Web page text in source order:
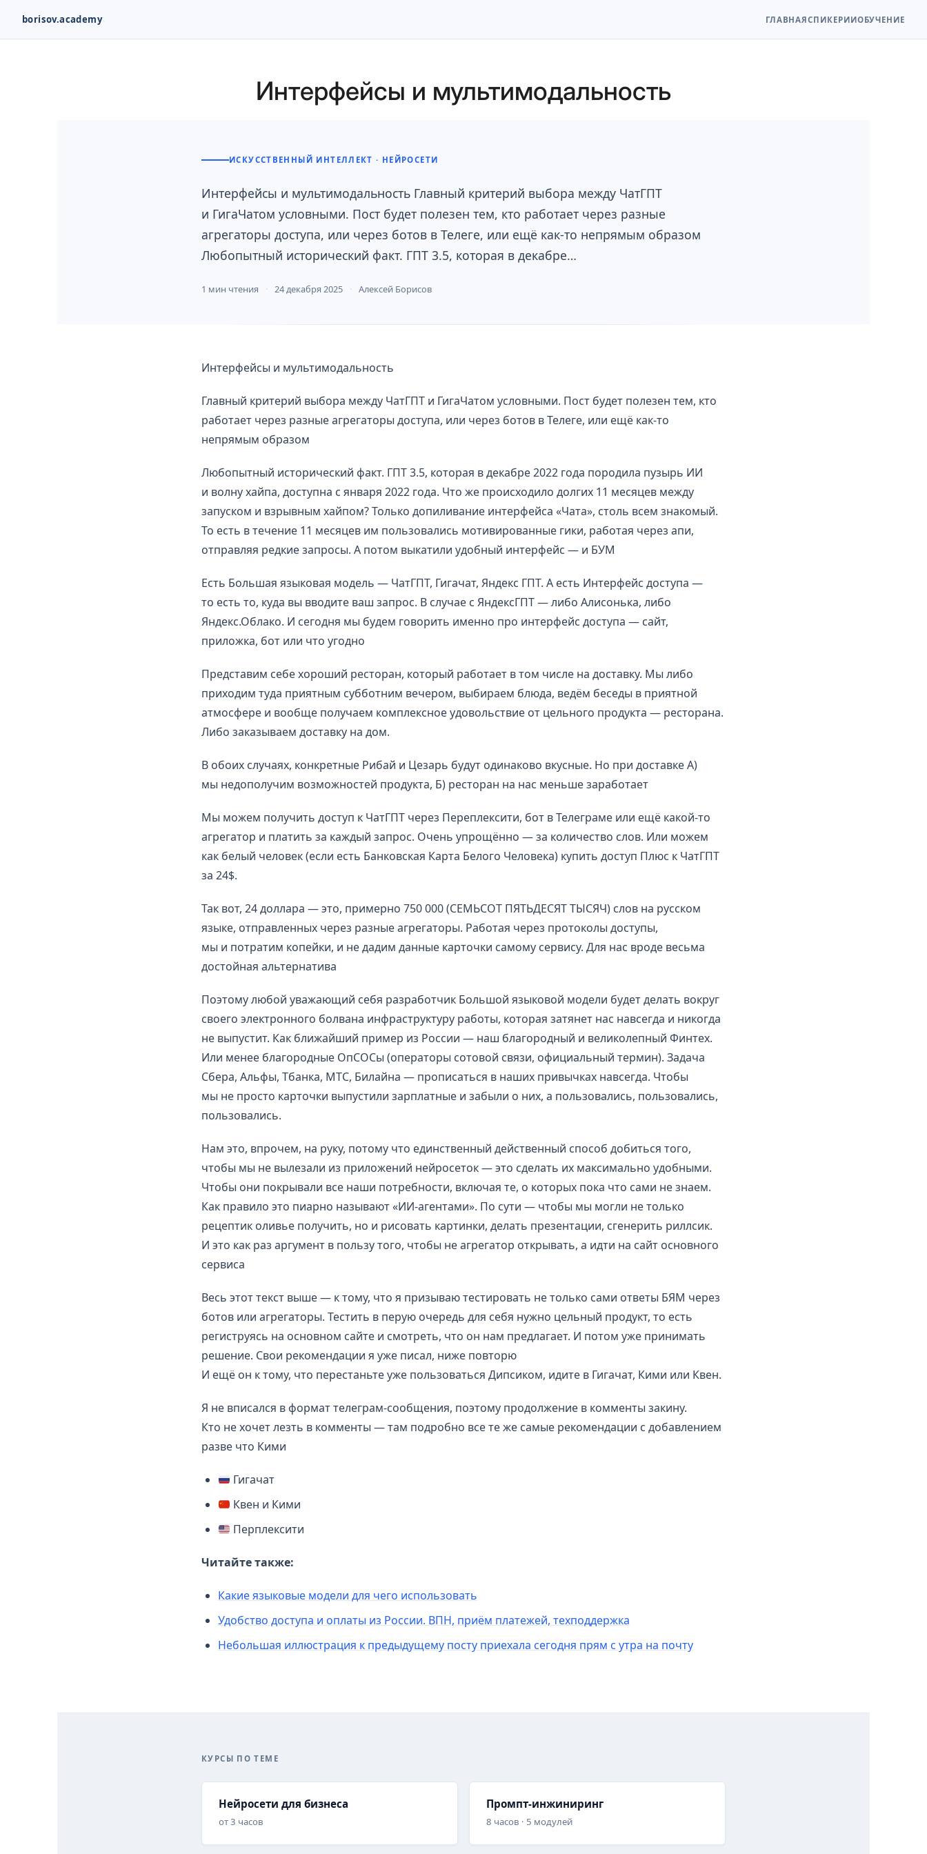
borisov.academy ГЛАВНАЯСПИКЕРИИОБУЧЕНИЕ
Интерфейсы и мультимодальность
ИСКУССТВЕННЫЙ ИНТЕЛЛЕКТ · НЕЙРОСЕТИ
Интерфейсы и мультимодальность Главный критерий выбора между ЧатГПТ
и ГигаЧатом условными. Пост будет полезен тем, кто работает через разные
агрегаторы доступа, или через ботов в Телеге, или ещё как-то непрямым образом
Любопытный исторический факт. ГПТ 3.5, которая в декабре…
1 мин чтения 24 декабря 2025 Алексей Борисов
Интерфейсы и мультимодальность
Главный критерий выбора между ЧатГПТ и ГигаЧатом условными. Пост будет полезен тем, кто
работает через разные агрегаторы доступа, или через ботов в Телеге, или ещё как-то
непрямым образом
Любопытный исторический факт. ГПТ 3.5, которая в декабре 2022 года породила пузырь ИИ
и волну хайпа, доступна с января 2022 года. Что же происходило долгих 11 месяцев между
запуском и взрывным хайпом? Только допиливание интерфейса «Чата», столь всем знакомый.
То есть в течение 11 месяцев им пользовались мотивированные гики, работая через апи,
отправляя редкие запросы. А потом выкатили удобный интерфейс — и БУМ
Есть Большая языковая модель — ЧатГПТ, Гигачат, Яндекс ГПТ. А есть Интерфейс доступа —
то есть то, куда вы вводите ваш запрос. В случае с ЯндексГПТ — либо Алисонька, либо
Яндекс.Облако. И сегодня мы будем говорить именно про интерфейс доступа — сайт,
приложка, бот или что угодно
Представим себе хороший ресторан, который работает в том числе на доставку. Мы либо
приходим туда приятным субботним вечером, выбираем блюда, ведём беседы в приятной
атмосфере и вообще получаем комплексное удовольствие от цельного продукта — ресторана.
Либо заказываем доставку на дом.
В обоих случаях, конкретные Рибай и Цезарь будут одинаково вкусные. Но при доставке А)
мы недополучим возможностей продукта, Б) ресторан на нас меньше заработает
Мы можем получить доступ к ЧатГПТ через Переплексити, бот в Телеграме или ещё какой-то
агрегатор и платить за каждый запрос. Очень упрощённо — за количество слов. Или можем
как белый человек (если есть Банковская Карта Белого Человека) купить доступ Плюс к ЧатГПТ
за 24$.
Так вот, 24 доллара — это, примерно 750 000 (СЕМЬСОТ ПЯТЬДЕСЯТ ТЫСЯЧ) слов на русском
языке, отправленных через разные агрегаторы. Работая через протоколы доступы,
мы и потратим копейки, и не дадим данные карточки самому сервису. Для нас вроде весьма
достойная альтернатива
Поэтому любой уважающий себя разработчик Большой языковой модели будет делать вокруг
своего электронного болвана инфраструктуру работы, которая затянет нас навсегда и никогда
не выпустит. Как ближайший пример из России — наш благородный и великолепный Финтех.
Или менее благородные ОпСОСы (операторы сотовой связи, официальный термин). Задача
Сбера, Альфы, Тбанка, МТС, Билайна — прописаться в наших привычках навсегда. Чтобы
мы не просто карточки выпустили зарплатные и забыли о них, а пользовались, пользовались,
пользовались.
Нам это, впрочем, на руку, потому что единственный действенный способ добиться того,
чтобы мы не вылезали из приложений нейросеток — это сделать их максимально удобными.
Чтобы они покрывали все наши потребности, включая те, о которых пока что сами не знаем.
Как правило это пиарно называют «ИИ-агентами». По сути — чтобы мы могли не только
рецептик оливье получить, но и рисовать картинки, делать презентации, сгенерить риллсик.
И это как раз аргумент в пользу того, чтобы не агрегатор открывать, а идти на сайт основного
сервиса
Весь этот текст выше — к тому, что я призываю тестировать не только сами ответы БЯМ через
ботов или агрегаторы. Тестить в перую очередь для себя нужно цельный продукт, то есть
региструясь на основном сайте и смотреть, что он нам предлагает. И потом уже принимать
решение. Свои рекомендации я уже писал, ниже повторю
И ещё он к тому, что перестаньте уже пользоваться Дипсиком, идите в Гигачат, Кими или Квен.
Я не вписался в формат телеграм-сообщения, поэтому продолжение в комменты закину.
Кто не хочет лезть в комменты — там подробно все те же самые рекомендации с добавлением
разве что Кими
Гигачат
Квен и Кими
Перплексити
Читайте также:
Какие языковые модели для чего использовать
Удобство доступа и оплаты из России. ВПН, приём платежей, техподдержка
Небольшая иллюстрация к предыдущему посту приехала сегодня прям с утра на почту
КУРСЫ ПО ТЕМЕ
Нейросети для бизнеса
от 3 часов
Промпт-инжиниринг
8 часов · 5 модулей